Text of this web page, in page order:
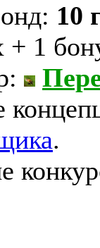
10
+ 1
.